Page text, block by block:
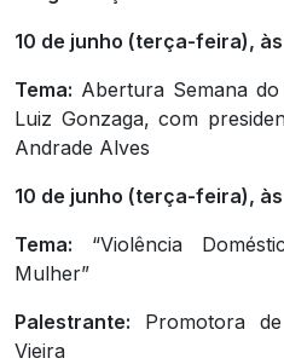
10 de junho (terça-feira), às
Tema: Abertura Semana
Luiz Gonzaga, com
Andrade Alves
10 de junho (terça-feira),
Tema: “Violência
Mulher”
Palestrante: Promotora
Vieira